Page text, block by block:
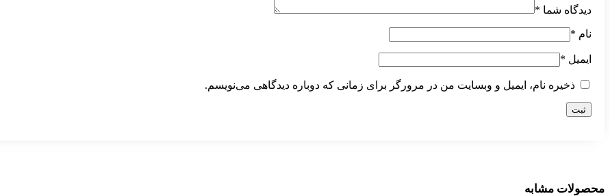
دیدگاه شما *
نام *
ایمیل *
ذخیره نام، ایمیل و وبسایت من در مرورگر برای زمانی که دوباره دیدگاهی می‌نویسم.
محصولات مشابه